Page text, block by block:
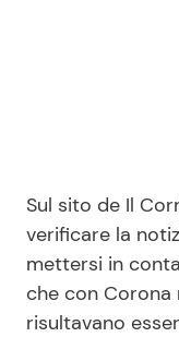
Sul sito de Il
verificare la
mettersi in
che con
risultavano